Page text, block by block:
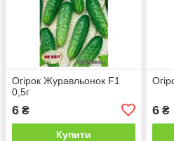
Огірок Журавльонок F1
0,5г
6₴
Купити
6 ₴